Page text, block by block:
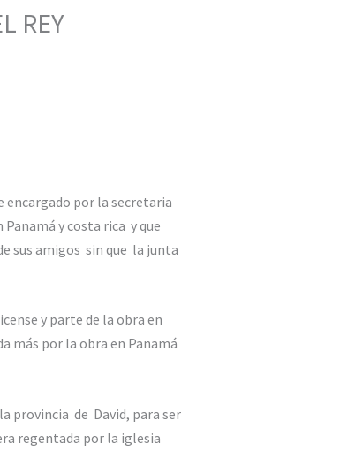
REY
por la secretaria
y costa rica y que
sus amigos sin que la junta
y parte de la obra en
más por la obra en Panamá
provincia de David, para ser
regentada por la iglesia